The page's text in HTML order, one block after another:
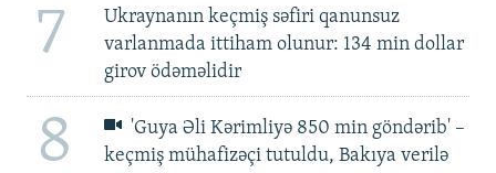
7
Ukraynanın keçmiş səfiri qanunsuz
varlanmada ittiham olunur: 134 min dollar
girov ödəməlidir
8
'Guya Əli Kərimliyə 850 min göndərib' –
keçmiş mühafizəçi tutuldu, Bakıya verilə